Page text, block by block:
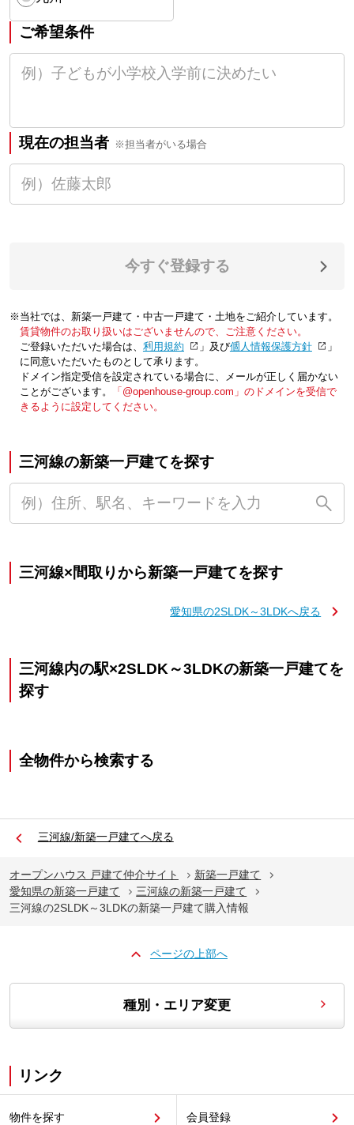
ご希望条件
現在の担当者 ※担当者がいる場合
今すぐ登録する
※当社では、新築一戸建て・中古一戸建て・土地をご紹介しています。
賃貸物件のお取り扱いはございませんので、ご注意ください。
ご登録いただいた場合は、「利用規約 」及び「個人情報保護方針
」
に同意いただいたものとして承ります。
ドメイン指定受信を設定されている場合に、メールが正しく届かない
ことがございます。
「@openhouse-group.com」のドメインを受信で
きるように設定してください。
三河線の新築一戸建てを探す
三河線×間取りから新築一戸建てを探す
愛知県の2SLDK～3LDKへ戻る
三河線内の駅×2SLDK～3LDKの新築一戸建てを
探す
全物件から検索する
三河線/新築一戸建てへ戻る
オープンハウス 戸建て仲介サイト
新築一戸建て
愛知県の新築一戸建て
三河線の新築一戸建て
三河線の2SLDK～3LDKの新築一戸建て購入情報
ページの上部へ
種別・エリア変更
リンク
物件を探す 会員登録